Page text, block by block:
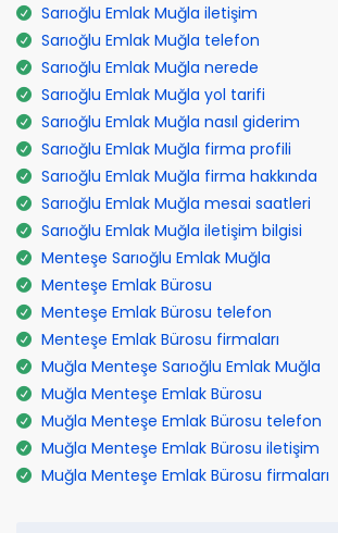
Sarıoğlu Emlak Muğla iletişim
Sarıoğlu Emlak Muğla telefon
Sarıoğlu Emlak Muğla nerede
Sarıoğlu Emlak Muğla yol tarifi
Sarıoğlu Emlak Muğla nasıl giderim
Sarıoğlu Emlak Muğla firma profili
Sarıoğlu Emlak Muğla firma hakkında
Sarıoğlu Emlak Muğla mesai saatleri
Sarıoğlu Emlak Muğla iletişim bilgisi
Menteşe Sarıoğlu Emlak Muğla
Menteşe Emlak Bürosu
Menteşe Emlak Bürosu telefon
Menteşe Emlak Bürosu firmaları
Muğla Menteşe Sarıoğlu Emlak Muğla
Muğla Menteşe Emlak Bürosu
Muğla Menteşe Emlak Bürosu telefon
Muğla Menteşe Emlak Bürosu iletişim
Muğla Menteşe Emlak Bürosu firmaları